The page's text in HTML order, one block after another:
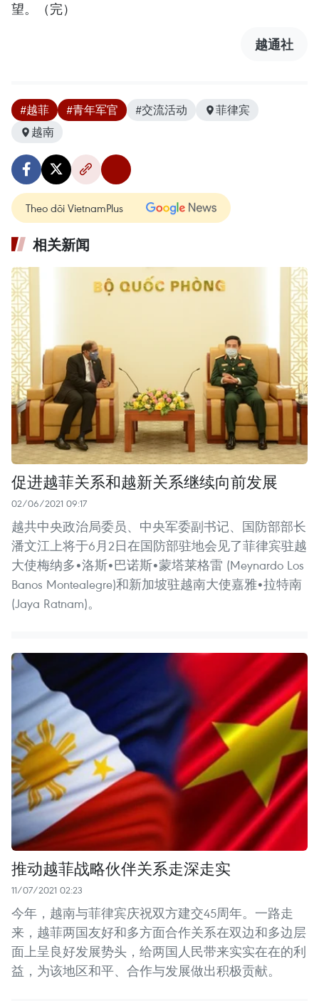
望。（完）
越通社
#越菲 #青年军官 #交流活动
菲律宾
越南
Theo dõi VietnamPlus
相关新闻
促进越菲关系和越新关系继续向前发展
02/06/2021 09:17
越共中央政治局委员、中央军委副书记、国防部部长
潘文江上将于6月2日在国防部驻地会见了菲律宾驻越
大使梅纳多•洛斯•巴诺斯•蒙塔莱格雷 (Meynardo Los
Banos Montealegre)和新加坡驻越南大使嘉雅•拉特南
(Jaya Ratnam)。
推动越菲战略伙伴关系走深走实
11/07/2021 02:23
今年，越南与菲律宾庆祝双方建交45周年。一路走
来，越菲两国友好和多方面合作关系在双边和多边层
面上呈良好发展势头，给两国人民带来实实在在的利
益，为该地区和平、合作与发展做出积极贡献。